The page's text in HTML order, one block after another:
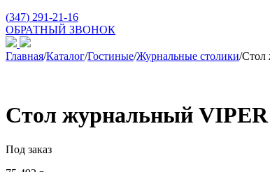
(347) 291-21-16
ОБРАТНЫЙ ЗВОНОК
Главная/Каталог/Гостиные/Журнальные столики/Стол
Стол журнальный VIPER
Под заказ